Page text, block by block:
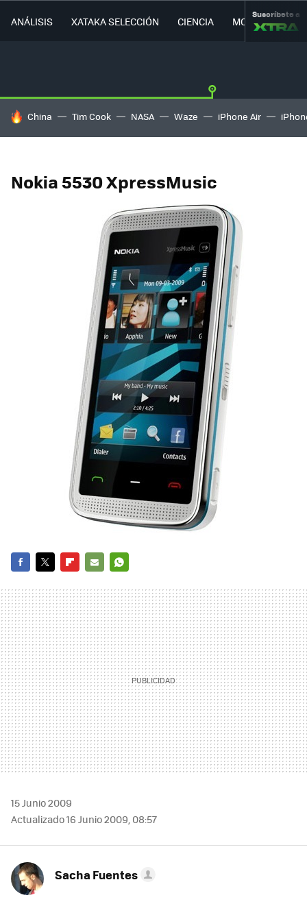
ANÁLISIS XATAKA SELECCIÓN CIENCIA MOVILIDAD
Suscríbete a
HOY SE HABLA DE
China Tim Cook NASA Waze iPhone Air
Nokia 5530 XpressMusic
MAIL
15 Junio 2009
Actualizado 16 Junio 2009, 08:57
Sacha Fuentes